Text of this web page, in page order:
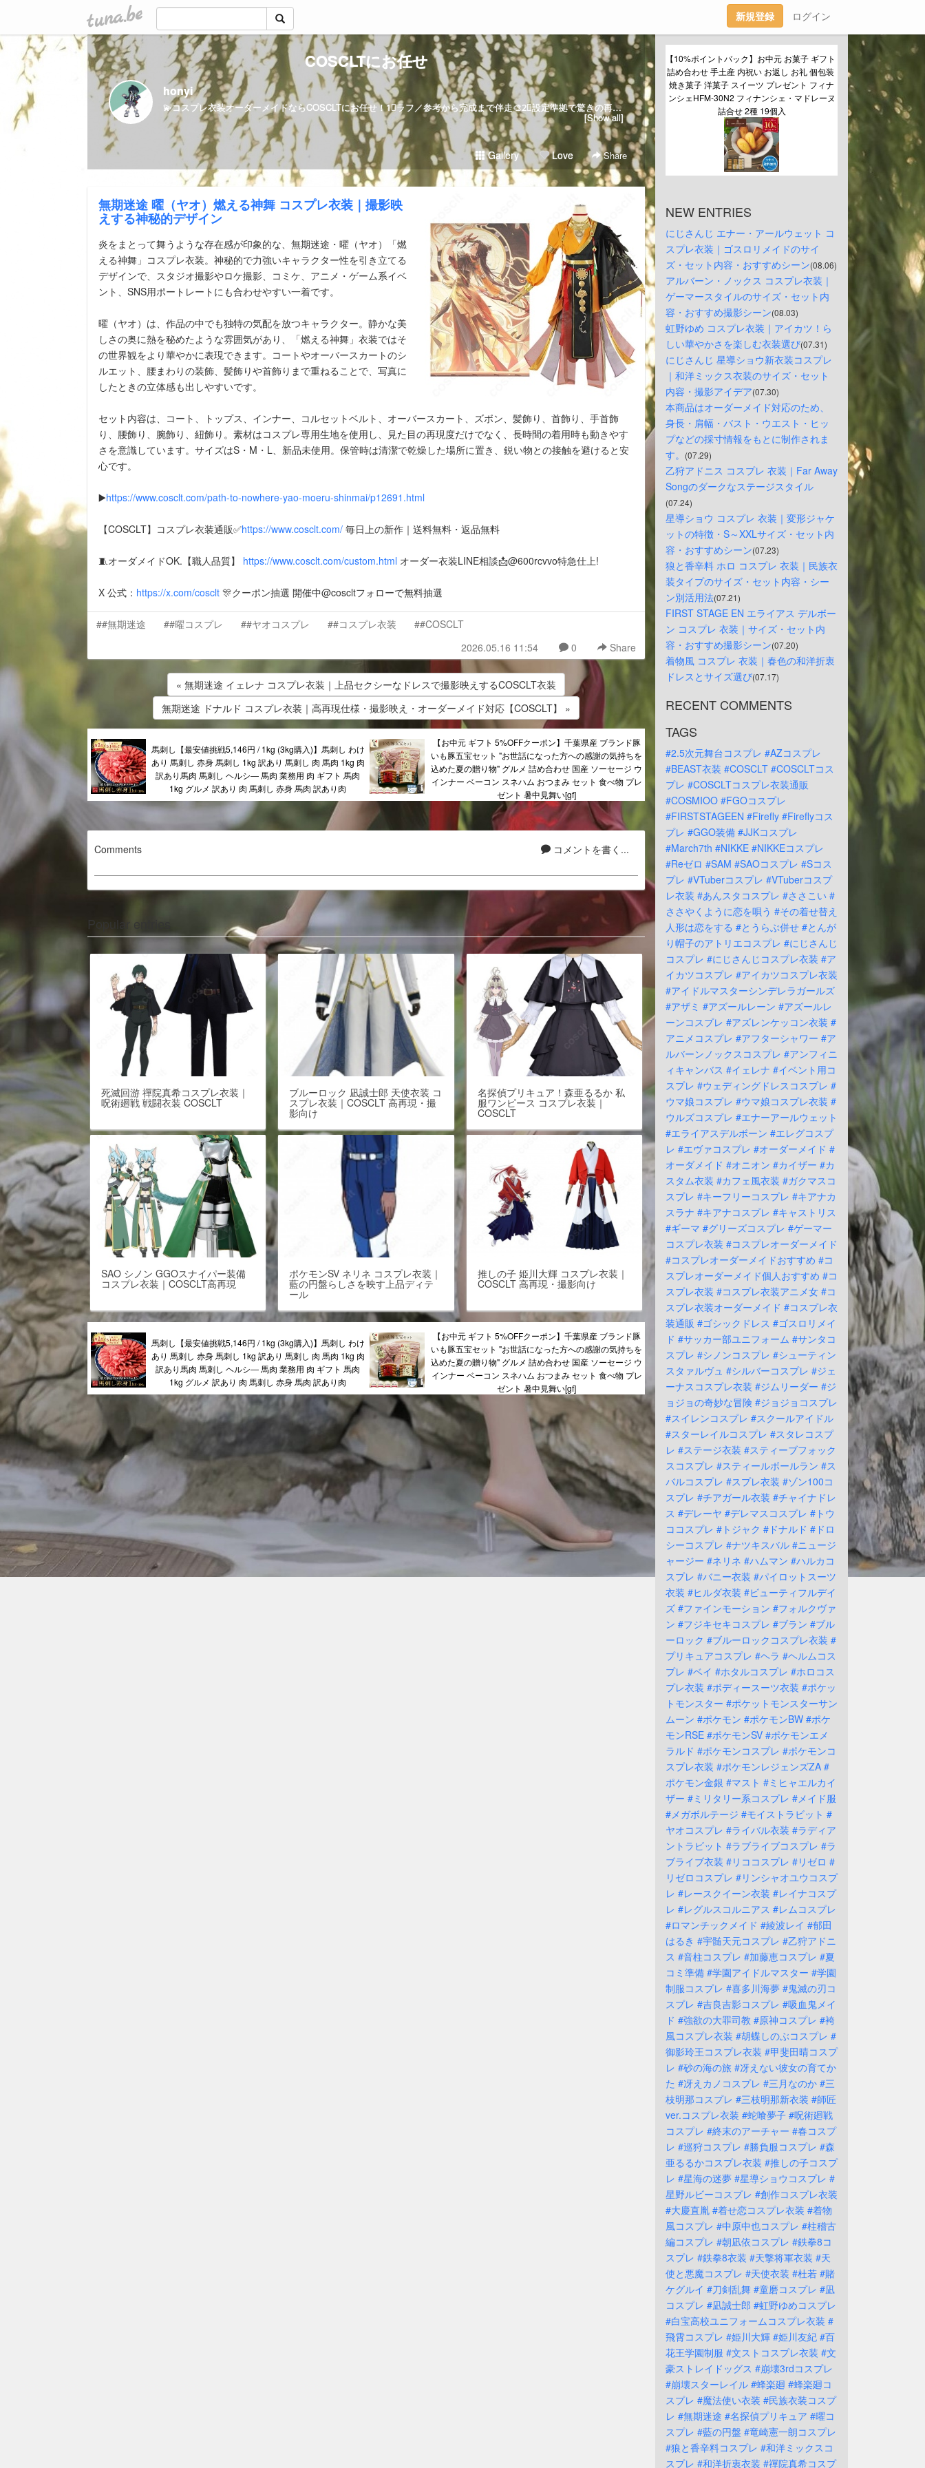
tuna.be 新規登録 ログイン
COSCLTにお任せ
honyi
💫コスプレ衣装オーダーメイドならCOSCLTにお任せ！1⃣ラフ／参考から完成まで伴走🎨2⃣設定準拠で驚きの再現度3⃣体型に合わせて映える比率調整✨軽さ・強度・着脱を最適化した装飾！▶️https://www.cosclt.com/custom.html
[Show all]
Gallery Love Share
無期迷途 曜（ヤオ）燃える神舞 コスプレ衣装｜撮影映
えする神秘的デザイン
炎をまとって舞うような存在感が印象的な、無期迷途・曜（ヤオ）「燃
える神舞」コスプレ衣装。神秘的で力強いキャラクター性を引き立てる
デザインで、スタジオ撮影やロケ撮影、コミケ、アニメ・ゲーム系イベ
ント、SNS用ポートレートにも合わせやすい一着です。
曜（ヤオ）は、作品の中でも独特の気配を放つキャラクター。静かな美
しさの奥に熱を秘めたような雰囲気があり、「燃える神舞」衣装ではそ
の世界観をより華やかに表現できます。コートやオーバースカートのシ
ルエット、腰まわりの装飾、髪飾りや首飾りまで重ねることで、写真に
したときの立体感も出しやすいです。
セット内容は、コート、トップス、インナー、コルセットベルト、オーバースカート、ズボン、髪飾り、首飾り、手首飾
り、腰飾り、腕飾り、紐飾り。素材はコスプレ専用生地を使用し、見た目の再現度だけでなく、長時間の着用時も動きやす
さを意識しています。サイズはS・M・L、新品未使用。保管時は清潔で乾燥した場所に置き、鋭い物との接触を避けると安
心です。
▶️https://www.cosclt.com/path-to-nowhere-yao-moeru-shinmai/p12691.html
【COSCLT】コスプレ衣装通販✅https://www.cosclt.com/ 毎日上の新作｜送料無料・返品無料
🧵オーダメイドOK.【職人品質】 https://www.cosclt.com/custom.html オーダー衣装LINE相談📩@600rcvvo特急仕上!
X 公式： https://x.com/cosclt 🎊クーポン抽選 開催中@coscltフォローで無料抽選
##無期迷途 ##曜コスプレ ##ヤオコスプレ ##コスプレ衣装
##COSCLT
2026.05.16 11:54
0 Share
« 無期迷途 イェレナ コスプレ衣装｜上品セクシーなドレスで撮影映えするCOSCLT衣装
無期迷途 ドナルド コスプレ衣装｜高再現仕様・撮影映え・オーダーメイド対応【COSCLT】 »
馬刺し【最安値挑戦5,146円 / 1kg (3kg購入)】馬刺し わけ
あり 馬刺し 赤身 馬刺し 1kg 訳あり 馬刺し 肉 馬肉 1kg 肉
訳あり馬肉 馬刺し ヘルシ― 馬肉 業務用 肉 ギフト 馬肉
1kg グルメ 訳あり 肉 馬刺し 赤身 馬肉 訳あり肉
【お中元 ギフト 5%OFFクーポン】千葉県産 ブランド豚
いも豚五宝セット "お世話になった方への感謝の気持ちを
込めた夏の贈り物" グルメ 詰め合わせ 国産 ソーセージ ウ
インナー ベーコン スネハム おつまみ セット 食べ物 プレ
ゼント 暑中見舞い[gf]
コメントを書く...
Comments
Popular entries
死滅回游 禪院真希コスプレ衣装｜
呪術廻戦 戦闘衣装 COSCLT
ブルーロック 凪誠士郎 天使衣装 コ
スプレ衣装｜COSCLT 高再現・撮
影向け
名探偵プリキュア！森亜るるか 私
服ワンピース コスプレ衣装｜
COSCLT
SAO シノン GGOスナイパー装備
コスプレ衣装｜COSCLT高再現
ポケモンSV ネリネ コスプレ衣装｜
藍の円盤らしさを映す上品ディテ
ール
推しの子 姫川大輝 コスプレ衣装｜
COSCLT 高再現・撮影向け
馬刺し【最安値挑戦5,146円 / 1kg (3kg購入)】馬刺し わけ
あり 馬刺し 赤身 馬刺し 1kg 訳あり 馬刺し 肉 馬肉 1kg 肉
訳あり馬肉 馬刺し ヘルシ― 馬肉 業務用 肉 ギフト 馬肉
1kg グルメ 訳あり 肉 馬刺し 赤身 馬肉 訳あり肉
【お中元 ギフト 5%OFFクーポン】千葉県産 ブランド豚
いも豚五宝セット "お世話になった方への感謝の気持ちを
込めた夏の贈り物" グルメ 詰め合わせ 国産 ソーセージ ウ
インナー ベーコン スネハム おつまみ セット 食べ物 プレ
ゼント 暑中見舞い[gf]
【10%ポイントバック】お中元 お菓子 ギフト
詰め合わせ 手土産 内祝い お返し お礼 個包装
焼き菓子 洋菓子 スイーツ プレゼント フィナ
ンシェHFM-30N2 フィナンシェ・マドレーヌ
詰合せ 2種 19個入
NEW ENTRIES
にじさんじ エナー・アールウェット コ
スプレ衣装｜ゴスロリメイドのサイ
ズ・セット内容・おすすめシーン(08.06)
アルバーン・ノックス コスプレ衣装｜
ゲーマースタイルのサイズ・セット内
容・おすすめ撮影シーン(08.03)
虹野ゆめ コスプレ衣装｜アイカツ！ら
しい華やかさを楽しむ衣装選び(07.31)
にじさんじ 星導ショウ新衣装コスプレ
｜和洋ミックス衣装のサイズ・セット
内容・撮影アイデア(07.30)
本商品はオーダーメイド対応のため、
身長・肩幅・バスト・ウエスト・ヒッ
プなどの採寸情報をもとに制作されま
す。 (07.29)
乙狩アドニス コスプレ 衣装｜Far Away
Songのダークなステージスタイル
(07.24)
星導ショウ コスプレ 衣装｜変形ジャケ
ットの特徴・S～XXLサイズ・セット内
容・おすすめシーン(07.23)
狼と香辛料 ホロ コスプレ 衣装｜民族衣
装タイプのサイズ・セット内容・シー
ン別活用法(07.21)
FIRST STAGE EN エライアス デルボー
ン コスプレ 衣装｜サイズ・セット内
容・おすすめ撮影シーン(07.20)
着物風 コスプレ 衣装｜春色の和洋折衷
ドレスとサイズ選び(07.17)
RECENT COMMENTS
TAGS
#2.5次元舞台コスプレ #AZコスプレ
#BEAST衣装 #COSCLT #COSCLTコス
プレ #COSCLTコスプレ衣装通販
#COSMIOO #FGOコスプレ
#FIRSTSTAGEEN #Firefly #Fireflyコス
プレ #GGO装備 #JJKコスプレ
#March7th #NIKKE #NIKKEコスプレ
#Reゼロ #SAM #SAOコスプレ #Sコス
プレ #VTuberコスプレ #VTuberコスプ
レ衣装 #あんスタコスプレ #ささこい #
ささやくように恋を唄う #その着せ替え
人形は恋をする #とうらぶ併せ #とんが
り帽子のアトリエコスプレ #にじさんじ
コスプレ #にじさんじコスプレ衣装 #ア
イカツコスプレ #アイカツコスプレ衣装
#アイドルマスターシンデレラガールズ
#アザミ #アズールレーン #アズールレ
ーンコスプレ #アズレンケッコン衣装 #
アニメコスプレ #アフターシャワー #ア
ルバーンノックスコスプレ #アンフィニ
ィキャンバス #イェレナ #イベント用コ
スプレ #ウェディングドレスコスプレ #
ウマ娘コスプレ #ウマ娘コスプレ衣装 #
ウルズコスプレ #エナーアールウェット
#エライアスデルボーン #エレグコスプ
レ #エヴァコスプレ #オーダーメイド #
オーダメイド #オニオン #カイザー #カ
スタム衣装 #カフェ風衣装 #ガクマスコ
スプレ #キーフリーコスプレ #キアナカ
スラナ #キアナコスプレ #キャストリス
#ギーマ #グリーズコスプレ #ゲーマー
コスプレ衣装 #コスプレオーダーメイド
#コスプレオーダーメイドおすすめ #コ
スプレオーダーメイド個人おすすめ #コ
スプレ衣装 #コスプレ衣装アニメ女 #コ
スプレ衣装オーダーメイド #コスプレ衣
装通販 #ゴシックドレス #ゴスロリメイ
ド #サッカー部ユニフォーム #サンタコ
スプレ #シノンコスプレ #シューティン
スタァルヴュ #シルバーコスプレ #ジェ
ーナスコスプレ衣装 #ジムリーダー #ジ
ョジョの奇妙な冒険 #ジョジョコスプレ
#スイレンコスプレ #スクールアイドル
#スターレイルコスプレ #スタレコスプ
レ #ステージ衣装 #スティーブフォック
スコスプレ #スティールボールラン #ス
バルコスプレ #スプレ衣装 #ゾン100コ
スプレ #チアガール衣装 #チャイナドレ
ス #デレーヤ #デレマスコスプレ #トウ
ココスプレ #トジャク #ドナルド #ドロ
シーコスプレ #ナツキスバル #ニュージ
ャージー #ネリネ #ハムマン #ハルカコ
スプレ #バニー衣装 #パイロットスーツ
衣装 #ヒルダ衣装 #ビューティフルデイ
ズ #ファインモーション #フォルクヴァ
ン #フジキセキコスプレ #ブラン #ブル
ーロック #ブルーロックコスプレ衣装 #
プリキュアコスプレ #ヘラ #ヘルムコス
プレ #ベイ #ホタルコスプレ #ホロコス
プレ衣装 #ボディースーツ衣装 #ポケッ
トモンスター #ポケットモンスターサン
ムーン #ポケモン #ポケモンBW #ポケ
モンRSE #ポケモンSV #ポケモンエメ
ラルド #ポケモンコスプレ #ポケモンコ
スプレ衣装 #ポケモンレジェンズZA #
ポケモン金銀 #マスト #ミヒャエルカイ
ザー #ミリタリー系コスプレ #メイド服
#メガボルテージ #モイストラビット #
ヤオコスプレ #ライバル衣装 #ラディア
ントラビット #ラブライブコスプレ #ラ
ブライブ衣装 #リココスプレ #リゼロ #
リゼロコスプレ #リンシャオユウコスプ
レ #レースクイーン衣装 #レイナコスプ
レ #レグルスコルニアス #レムコスプレ
#ロマンチックメイド #綾波レイ #郁田
はるき #宇髄天元コスプレ #乙狩アドニ
ス #音柱コスプレ #加藤恵コスプレ #夏
コミ準備 #学園アイドルマスター #学園
制服コスプレ #喜多川海夢 #鬼滅の刃コ
スプレ #吉良吉影コスプレ #吸血鬼メイ
ド #強欲の大罪司教 #原神コスプレ #袴
風コスプレ衣装 #胡蝶しのぶコスプレ #
御影玲王コスプレ衣装 #甲斐田晴コスプ
レ #砂の海の旅 #冴えない彼女の育てか
た #冴えカノコスプレ #三月なのか #三
枝明那コスプレ #三枝明那新衣装 #師匠
ver.コスプレ衣装 #蛇喰夢子 #呪術廻戦
コスプレ #終末のアーチャー #春コスプ
レ #巡狩コスプレ #勝負服コスプレ #森
亜るるかコスプレ衣装 #推しの子コスプ
レ #星海の迷夢 #星導ショウコスプレ #
星野ルビーコスプレ #創作コスプレ衣装
#大慶直胤 #着せ恋コスプレ衣装 #着物
風コスプレ #中原中也コスプレ #柱稽古
編コスプレ #朝凪依コスプレ #鉄拳8コ
スプレ #鉄拳8衣装 #天撃将軍衣装 #天
使と悪魔コスプレ #天使衣装 #杜若 #賭
ケグルイ #刀剣乱舞 #童磨コスプレ #凪
コスプレ #凪誠士郎 #虹野ゆめコスプレ
#白宝高校ユニフォームコスプレ衣装 #
飛霄コスプレ #姫川大輝 #姫川友紀 #百
花王学園制服 #文ストコスプレ衣装 #文
豪ストレイドッグス #崩壊3rdコスプレ
#崩壊スターレイル #蜂楽廻 #蜂楽廻コ
スプレ #魔法使い衣装 #民族衣装コスプ
レ #無期迷途 #名探偵プリキュア #曜コ
スプレ #藍の円盤 #竜崎憲一朗コスプレ
#狼と香辛料コスプレ #和洋ミックスコ
スプレ #和洋折衷衣装 #禪院真希コスプ